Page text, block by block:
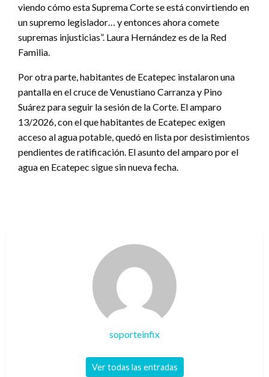
viendo cómo esta Suprema Corte se está convirtiendo en
un supremo legislador… y entonces ahora comete
supremas injusticias”. Laura Hernández es de la Red
Familia.
Por otra parte, habitantes de Ecatepec instalaron una
pantalla en el cruce de Venustiano Carranza y Pino
Suárez para seguir la sesión de la Corte. El amparo
13/2026, con el que habitantes de Ecatepec exigen
acceso al agua potable, quedó en lista por desistimientos
pendientes de ratificación. El asunto del amparo por el
agua en Ecatepec sigue sin nueva fecha.
soporteinfix
Ver todas las entradas